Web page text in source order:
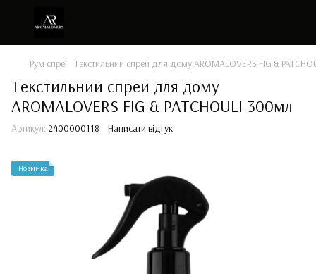
Рум спреї Текстильний спрей для дому AROMALOVERS FIG &
Текстильний спрей для дому
AROMALOVERS FIG & PATCHOULI 300мл
Артикул: 2400000118 Написати відгук
Новинка